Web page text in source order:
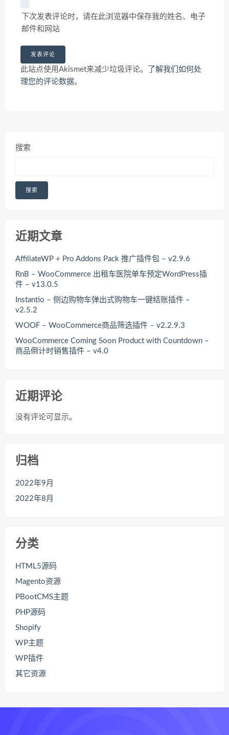
下次发表评论时，请在此浏览器中保存我的姓名、电子
邮件和网站
此站点使用Akismet来减少垃圾评论。
了解我们如何处
理您的评论数据。
搜索
搜索
近期文章
AffiliateWP + Pro Addons Pack 推广插件包 – v2.9.6
RnB – WooCommerce 出租车医院单车预定WordPress插
件 – v13.0.5
Instantio – 侧边购物车弹出式购物车一键结账插件 –
v2.5.2
WOOF – WooCommerce商品筛选插件 – v2.2.9.3
WooCommerce Coming Soon Product with Countdown –
商品倒计时销售插件 – v4.0
近期评论
没有评论可显示。
归档
2022年9月
2022年8月
分类
HTML5源码
Magento资源
PBootCMS主题
PHP源码
Shopify
WP主题
WP插件
其它资源